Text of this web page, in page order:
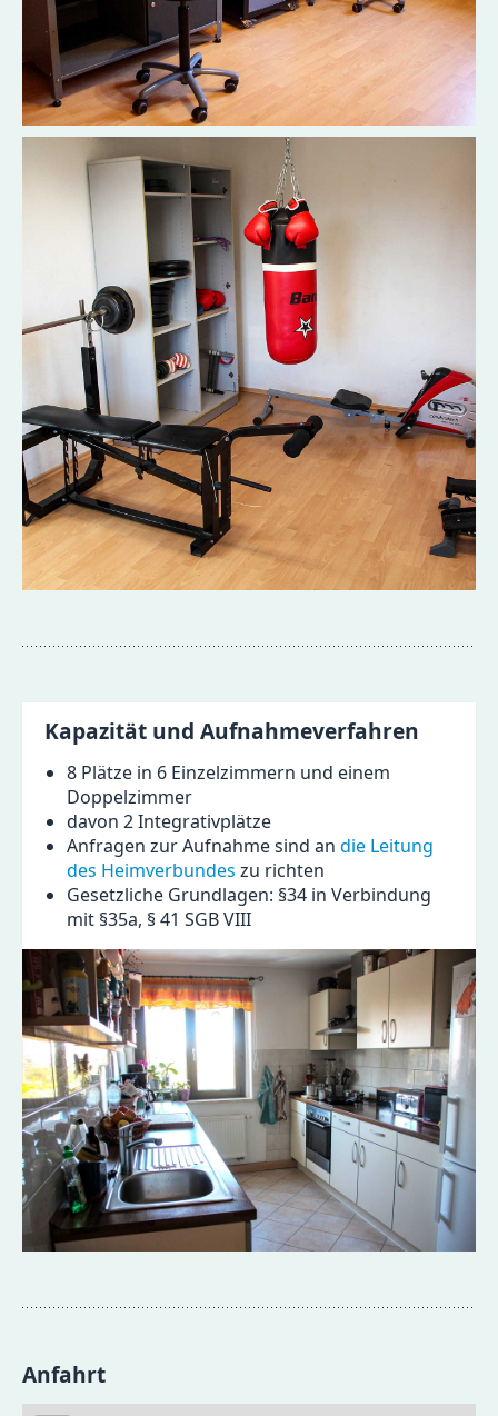
Kapazität und Aufnahmeverfahren
8 Plätze in 6 Einzelzimmern und einem
Doppelzimmer
davon 2 Integrativplätze
Anfragen zur Aufnahme sind an die Leitung
des Heimverbundes zu richten
Gesetzliche Grundlagen: §34 in Verbindung
mit §35a, § 41 SGB VIII
Anfahrt